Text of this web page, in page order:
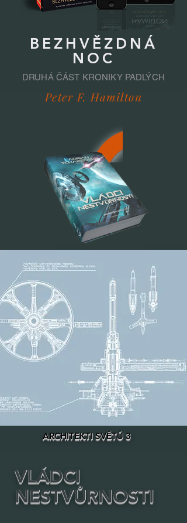
BEZHVĚZDNÁ
NOC
DRUHÁ ČÁST KRONIKY PADLÝCH
Peter F. Hamilton
ARCHITEKTI SVĚTŮ 3
VLÁDCI
NESTVŮRNOSTI